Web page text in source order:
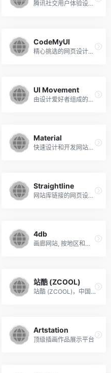
腾讯社交用户体验设计，简称ISUX
CodeMyUI
精心挑选的网页设计和UI灵感与代码片段等等
UI Movement
由设计爱好者组成的社区，他们分享和讨论最有趣和独特的UI设计，分享了大量的UI动效。
Material
快速设计和开发网站和应用程序。 工具包括材质调色板，平面UI调色板，图标等。
Straightline
网站库链接的网页设计师具有一个大的缩略图, 作为参考和榜样的网站的集合。
4db
画廊网站, 按地区和行业划分, 4db。 我们有一个高质量的网站从当地。
站酷 (ZCOOL)
站酷 (ZCOOL)，中国设计师互动平台。深耕设计领域十二年，站酷聚集了650万设计师、摄影师、插画师、艺术家、创意人，设计创意群体中具有较高的影响力与号召力。
Artstation
顶级插画作品展示平台